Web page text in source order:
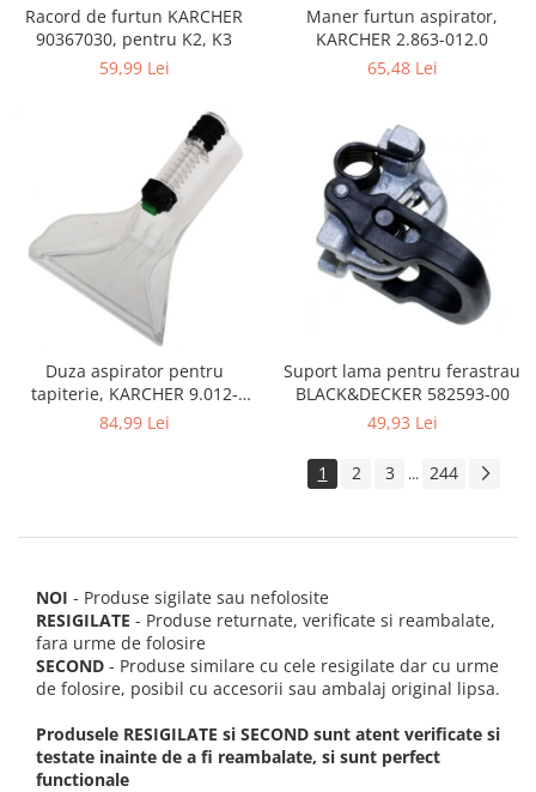
Curatenie si intretinere
Racord de furtun KARCHER
90367030, pentru K2, K3
59,99 Lei
Maner furtun aspirator,
KARCHER 2.863-012.0
65,48 Lei
Duza aspirator pentru
tapiterie, KARCHER 9.012-
278.0, SE4001, SE4002, SE5100
84,99 Lei
Suport lama pentru ferastrau
BLACK&DECKER 582593-00
49,93 Lei
1 2 3 ... 244
NOI - Produse sigilate sau nefolosite
RESIGILATE - Produse returnate, verificate si reambalate,
fara urme de folosire
SECOND - Produse similare cu cele resigilate dar cu urme
de folosire, posibil cu accesorii sau ambalaj original lipsa.
Produsele RESIGILATE si SECOND sunt atent verificate si
testate inainte de a fi reambalate, si sunt perfect
functionale